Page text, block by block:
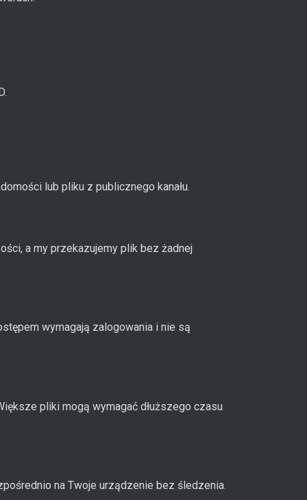
lub pliku z publicznego kanału.
a my przekazujemy plik bez żadnej
wymagają zalogowania i nie są
pliki mogą wymagać dłuższego czasu
na Twoje urządzenie bez śledzenia.